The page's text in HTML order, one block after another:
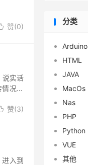
赞(0)
实话
况描
赞(3)
入到
分类
Arduino
HTML
JAVA
MacOs
Nas
PHP
Python
VUE
其他